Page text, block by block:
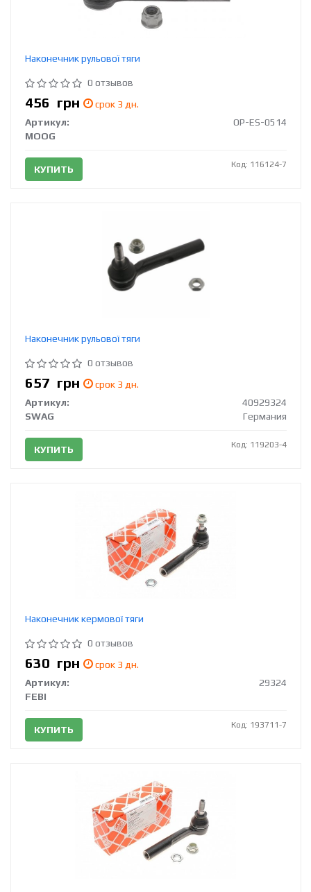
Наконечник рульової тяги
0 отзывов
456 грн
срок 3 дн.
Артикул:
OP-ES-0514
MOOG
КУПИТЬ Код: 116124-7
Наконечник рульової тяги
0 отзывов
657 грн
срок 3 дн.
Артикул:
40929324
SWAG
Германия
КУПИТЬ Код: 119203-4
Наконечник кермової тяги
0 отзывов
630 грн
срок 3 дн.
Артикул:
29324
FEBI
КУПИТЬ Код: 193711-7